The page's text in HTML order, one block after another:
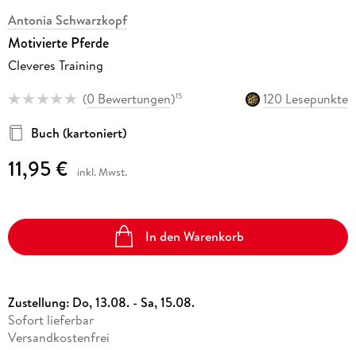
Antonia Schwarzkopf
Motivierte Pferde
Cleveres Training
(0 Bewertungen)15
120 Lesepunkte
Buch (kartoniert)
11,95 € inkl. Mwst.
In den Warenkorb
Zustellung: Do, 13.08. - Sa, 15.08.
Sofort lieferbar
Versandkostenfrei